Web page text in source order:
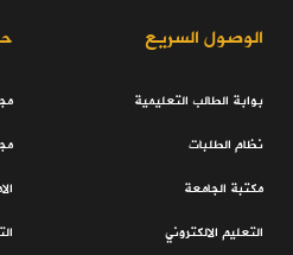
الوصول السريع
بوابة الطالب التعليمية
نظام الطلبات
مكتبة الجامعة
التعليم الالكتروني